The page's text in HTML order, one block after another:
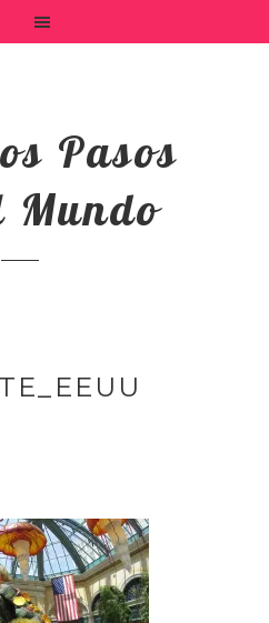
Pasos
Mundo